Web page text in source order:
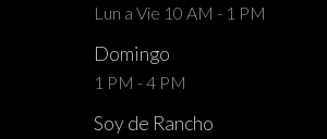
Lun a Vie 10 AM - 1 PM
Domingo
1 PM - 4 PM
Soy de Rancho